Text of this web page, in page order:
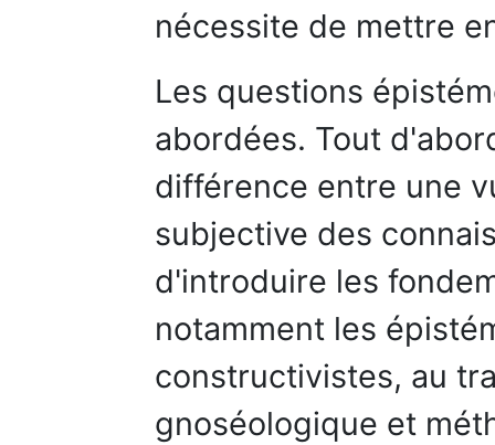
nécessite de mettre
Les questions
abordées. Tout
différence entre une
subjective des
d'introduire les
notamment les
constructivistes, au
gnoséologique et